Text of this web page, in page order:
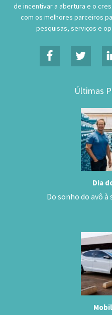
de incentivar a abertura e o
com os melhores parceiros
pesquisas, serviços e
Últimas
Dia
Do sonho do avô à